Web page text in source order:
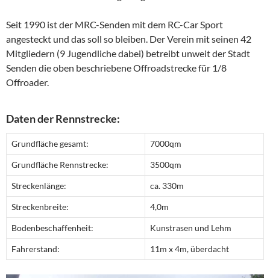
Seit 1990 ist der MRC-Senden mit dem RC-Car Sport
angesteckt und das soll so bleiben. Der Verein mit seinen 42
Mitgliedern (9 Jugendliche dabei) betreibt unweit der Stadt
Senden die oben beschriebene Offroadstrecke für 1/8
Offroader.
Daten der Rennstrecke:
Grundfläche gesamt: 7000qm
Grundfläche Rennstrecke: 3500qm
Streckenlänge: ca. 330m
Streckenbreite: 4,0m
Bodenbeschaffenheit: Kunstrasen und Lehm
Fahrerstand: 11m x 4m, überdacht